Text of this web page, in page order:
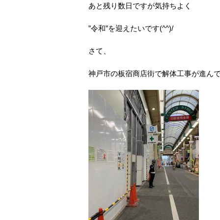
あと残り数日ですが気持ちよく
”令和”を迎えたいです(^^)/
さて、
神戸市の板宿商店街で解体工事が進ん